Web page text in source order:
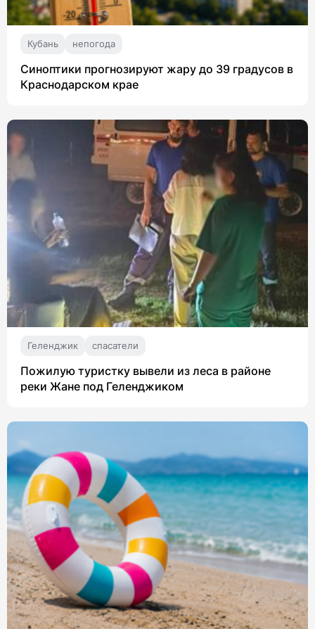
Кубань непогода
Синоптики прогнозируют жару до 39 градусов в
Краснодарском крае
Геленджик спасатели
Пожилую туристку вывели из леса в районе
реки Жане под Геленджиком